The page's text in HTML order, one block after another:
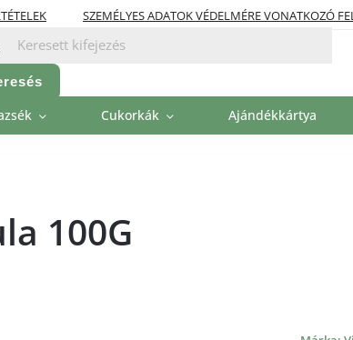
SZEMÉLYES ADATOK VÉDELMÉRE VONATKOZÓ
FIZETÉSI LEHETŐSÉGEK
Cukorkák Ajándékkártya
100G